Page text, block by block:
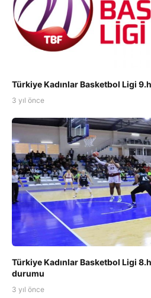
Türkiye Kadınlar Basketbol Ligi
3 yıl önce
Türkiye Kadınlar Basketbol Ligi
durumu
3 yıl önce